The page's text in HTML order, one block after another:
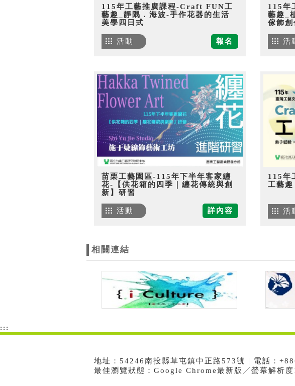
115年工藝推廣課程-Craft FUN工
藝趣_靜隅．海波-手作花器的生活
美學四日式
報名
活動
115年
藝趣_
傢飾創
活
苗栗工藝園區-115年下半年客家纏
花-【供花箱的四季｜纏花傳統與創
新】研習
詳內容
活動
115年
工藝趣
活
相關連結
:::
地址：54246南投縣草屯鎮中正路573號 | 電話：
最佳瀏覽狀態：Google Chrome最新版╱螢幕解析